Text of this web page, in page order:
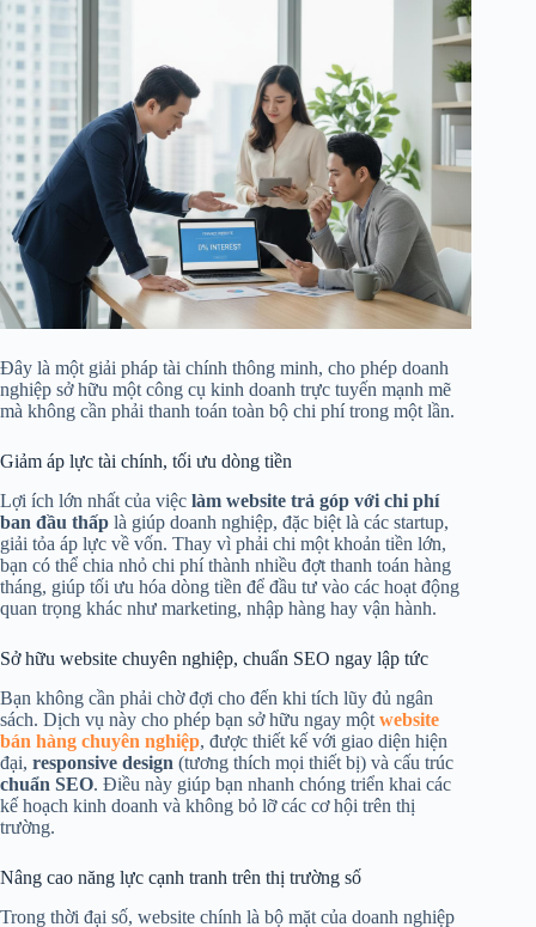
Đây là một giải pháp tài chính thông minh, cho phép doanh
nghiệp sở hữu một công cụ kinh doanh trực tuyến mạnh mẽ
mà không cần phải thanh toán toàn bộ chi phí trong một lần.
Giảm áp lực tài chính, tối ưu dòng tiền
Lợi ích lớn nhất của việc làm website trả góp với chi phí
ban đầu thấp là giúp doanh nghiệp, đặc biệt là các startup,
giải tỏa áp lực về vốn. Thay vì phải chi một khoản tiền lớn,
bạn có thể chia nhỏ chi phí thành nhiều đợt thanh toán hàng
tháng, giúp tối ưu hóa dòng tiền để đầu tư vào các hoạt động
quan trọng khác như marketing, nhập hàng hay vận hành.
Sở hữu website chuyên nghiệp, chuẩn SEO ngay lập tức
Bạn không cần phải chờ đợi cho đến khi tích lũy đủ ngân
sách. Dịch vụ này cho phép bạn sở hữu ngay một website
bán hàng chuyên nghiệp, được thiết kế với giao diện hiện
đại, responsive design (tương thích mọi thiết bị) và cấu trúc
chuẩn SEO. Điều này giúp bạn nhanh chóng triển khai các
kế hoạch kinh doanh và không bỏ lỡ các cơ hội trên thị
trường.
Nâng cao năng lực cạnh tranh trên thị trường số
Trong thời đại số, website chính là bộ mặt của doanh nghiệp